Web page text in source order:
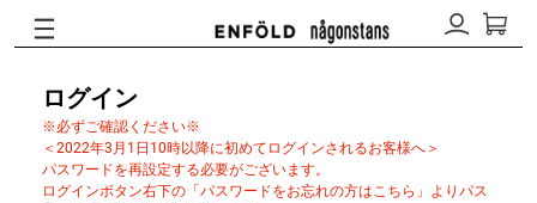
ログイン
※必ずご確認ください※
＜2022年3月1日10時以降に初めてログインされるお客様へ＞
パスワードを再設定する必要がございます。
ログインボタン右下の「パスワードをお忘れの方はこちら」よりパス